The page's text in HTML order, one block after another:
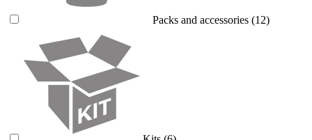
Packs and accessories (12)